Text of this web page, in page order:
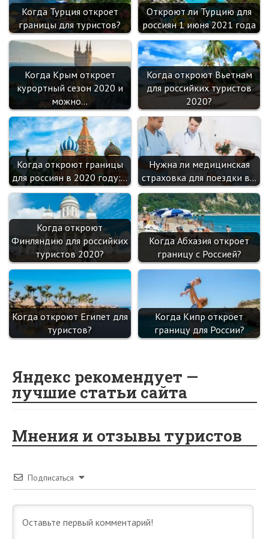
Когда Турция откроет
границы для туристов?
Откроют ли Турцию для
россиян 1 июня 2021 года
Когда Крым откроет
курортный сезон 2020 и
можно…
Когда откроют Вьетнам
для российких туристов
2020?
Когда откроют границы
для россиян в 2020 году:…
Нужна ли медицинская
страховка для поездки в…
Когда откроют
Финляндию для российких
туристов 2020?
Когда Абхазия откроет
границу с Россией?
Когда откроют Египет для
туристов?
Когда Кипр откроет
границу для России?
Яндекс рекомендует —
лучшие статьи сайта
Мнения и отзывы туристов
Подписаться